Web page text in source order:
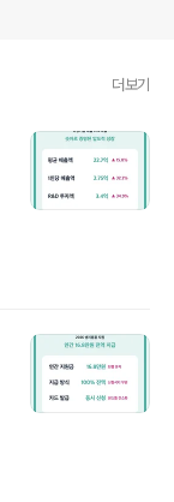
더보기